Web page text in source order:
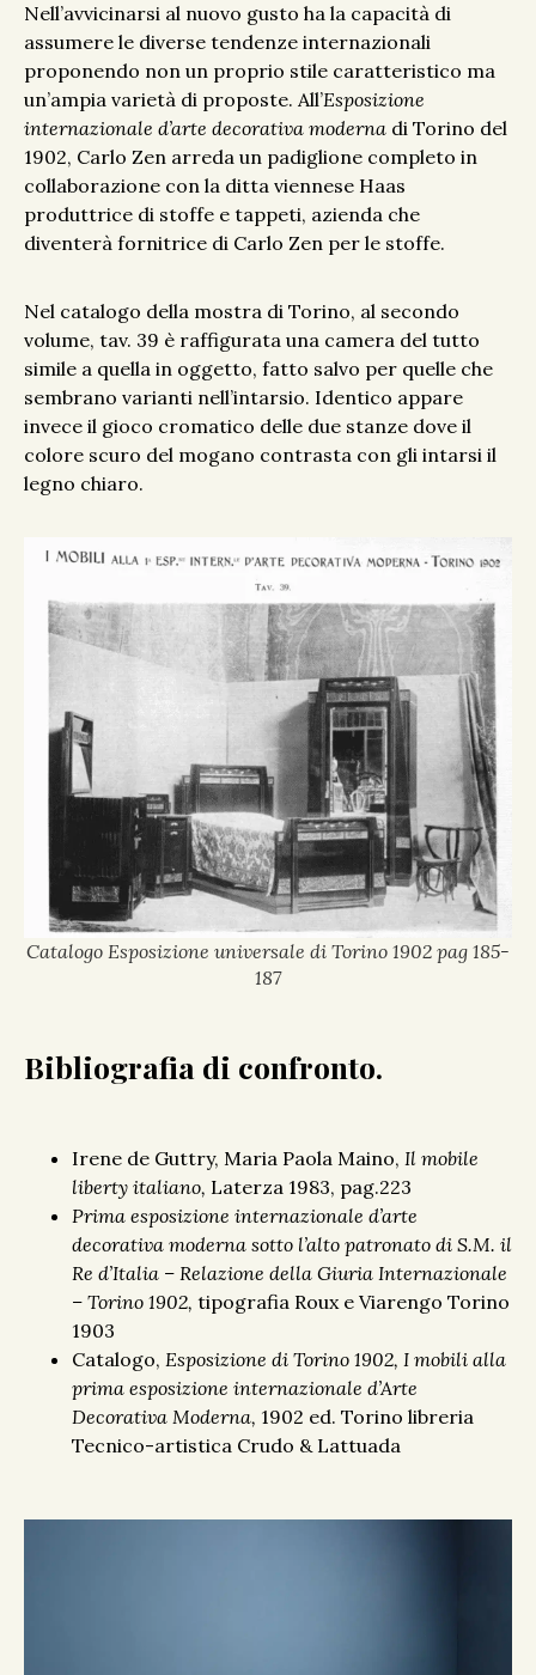
Nell’avvicinarsi al nuovo gusto ha la capacità di
assumere le diverse tendenze internazionali
proponendo non un proprio stile caratteristico ma
un’ampia varietà di proposte. All’Esposizione
internazionale d’arte decorativa moderna di Torino del
1902, Carlo Zen arreda un padiglione completo in
collaborazione con la ditta viennese Haas
produttrice di stoffe e tappeti, azienda che
diventerà fornitrice di Carlo Zen per le stoffe.
Nel catalogo della mostra di Torino, al secondo
volume, tav. 39 è raffigurata una camera del tutto
simile a quella in oggetto, fatto salvo per quelle che
sembrano varianti nell’intarsio. Identico appare
invece il gioco cromatico delle due stanze dove il
colore scuro del mogano contrasta con gli intarsi il
legno chiaro.
Catalogo Esposizione universale di Torino 1902 pag 185-
187
Bibliografia di confronto.
Irene de Guttry, Maria Paola Maino, Il mobile
liberty italiano, Laterza 1983, pag.223
Prima esposizione internazionale d’arte
decorativa moderna sotto l’alto patronato di S.M. il
Re d’Italia – Relazione della Giuria Internazionale
– Torino 1902, tipografia Roux e Viarengo Torino
1903
Catalogo, Esposizione di Torino 1902, I mobili alla
prima esposizione internazionale d’Arte
Decorativa Moderna, 1902 ed. Torino libreria
Tecnico-artistica Crudo & Lattuada